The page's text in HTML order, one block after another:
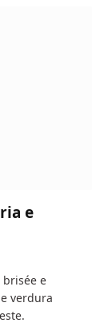
e
e
verdura